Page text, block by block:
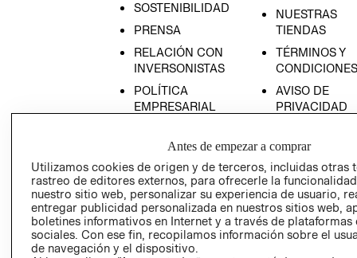
SOSTENIBILIDAD
PRENSA
RELACIÓN CON
INVERSONISTAS
POLÍTICA
EMPRESARIAL
NUESTRAS
TIENDAS
TÉRMINOS Y
CONDICIONES
AVISO DE
PRIVACIDAD
AVISO DE
COOKIES
LIBRO DE
Antes de empezar a comprar
Utilizamos cookies de origen y de terceros, incluidas otras
rastreo de editores externos, para ofrecerle la
nuestro sitio web, personalizar su experiencia de usuario,
entregar publicidad personalizada en nuestros sitios web,
boletines informativos en Internet y a través de plataformas
sociales. Con ese fin, recopilamos información sobre el
de navegación y el dispositivo.